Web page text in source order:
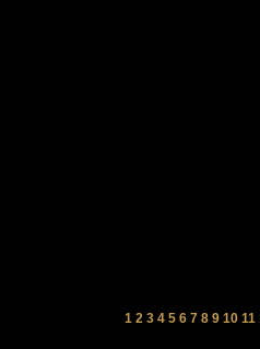
1 2 3 4 5 6 7 8 9 10 11